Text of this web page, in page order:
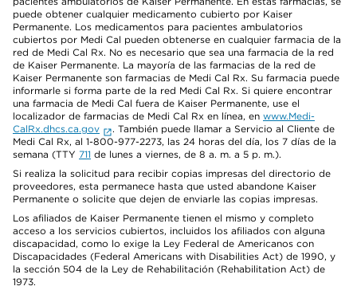
puede obtener cualquier medicamento cubierto por Kaiser
Permanente. Los medicamentos para pacientes ambulatorios
cubiertos por Medi Cal pueden obtenerse en cualquier farmacia de la
red de Medi Cal Rx. No es necesario que sea una farmacia de la red
de Kaiser Permanente. La mayoría de las farmacias de la red de
Kaiser Permanente son farmacias de Medi Cal Rx. Su farmacia puede
informarle si forma parte de la red Medi Cal Rx. Si quiere encontrar
una farmacia de Medi Cal fuera de Kaiser Permanente, use el
localizador de farmacias de Medi Cal Rx en línea, en www.Medi-
CalRx.dhcs.ca.gov
. También puede llamar a Servicio al Cliente de
Medi Cal Rx, al 1-800-977-2273, las 24 horas del día, los 7 días de la
semana (TTY 711 de lunes a viernes, de 8 a. m. a 5 p. m.).
Si realiza la solicitud para recibir copias impresas del directorio de
proveedores, esta permanece hasta que usted abandone Kaiser
Permanente o solicite que dejen de enviarle las copias impresas.
Los afiliados de Kaiser Permanente tienen el mismo y completo
acceso a los servicios cubiertos, incluidos los afiliados con alguna
discapacidad, como lo exige la Ley Federal de Americanos con
Discapacidades (Federal Americans with Disabilities Act) de 1990, y
la sección 504 de la Ley de Rehabilitación (Rehabilitation Act) de
1973.